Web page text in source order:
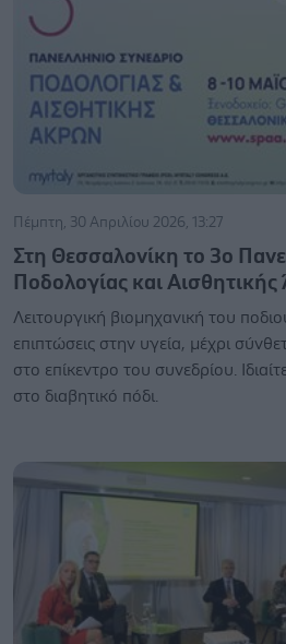
Πέμπτη, 30 Απριλίου 2026, 13:27
Στη Θεσσαλονίκη το 3ο
Ποδολογίας και
Λειτουργική βιομηχανική του
επιπτώσεις στην υγεία, μέχρι
στο επίκεντρο του συνεδρίου.
στο διαβητικό πόδι.